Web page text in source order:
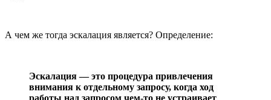
А чем же тогда эскалация является? Определение:
Эскалация — это процедура привлечения
внимания к отдельному запросу, когда ход